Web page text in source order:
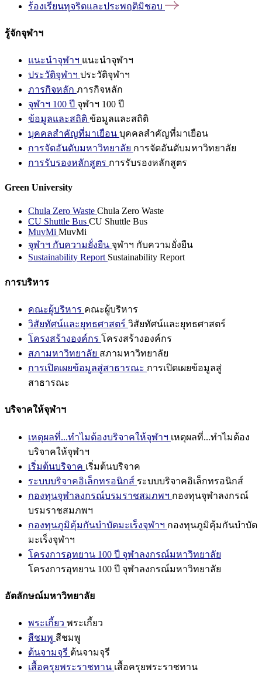
ร้องเรียนทุจริตและประพฤติมิชอบ
รู้จักจุฬาฯ
แนะนำจุฬาฯ แนะนำจุฬาฯ
ประวัติจุฬาฯ ประวัติจุฬาฯ
ภารกิจหลัก ภารกิจหลัก
จุฬาฯ 100 ปี จุฬาฯ 100 ปี
ข้อมูลและสถิติ ข้อมูลและสถิติ
บุคคลสำคัญที่มาเยือน บุคคลสำคัญที่มาเยือน
การจัดอันดับมหาวิทยาลัย การจัดอันดับมหาวิทยาลัย
การรับรองหลักสูตร การรับรองหลักสูตร
Green University
Chula Zero Waste Chula Zero Waste
CU Shuttle Bus CU Shuttle Bus
MuvMi MuvMi
จุฬาฯ กับความยั่งยืน จุฬาฯ กับความยั่งยืน
Sustainability Report Sustainability Report
การบริหาร
คณะผู้บริหาร คณะผู้บริหาร
วิสัยทัศน์และยุทธศาสตร์ วิสัยทัศน์และยุทธศาสตร์
โครงสร้างองค์กร โครงสร้างองค์กร
สภามหาวิทยาลัย สภามหาวิทยาลัย
การเปิดเผยข้อมูลสู่สาธารณะ การเปิดเผยข้อมูลสู่
สาธารณะ
บริจาคให้จุฬาฯ
เหตุผลที่...ทำไมต้องบริจาคให้จุฬาฯ เหตุผลที่...ทำไมต้อง
บริจาคให้จุฬาฯ
เริ่มต้นบริจาค เริ่มต้นบริจาค
ระบบบริจาคอิเล็กทรอนิกส์ ระบบบริจาคอิเล็กทรอนิกส์
กองทุนจุฬาลงกรณ์บรมราชสมภพฯ กองทุนจุฬาลงกรณ์
บรมราชสมภพฯ
กองทุนภูมิคุ้มกันบำบัดมะเร็งจุฬาฯ กองทุนภูมิคุ้มกันบำบัด
มะเร็งจุฬาฯ
โครงการอุทยาน 100 ปี จุฬาลงกรณ์มหาวิทยาลัย
โครงการอุทยาน 100 ปี จุฬาลงกรณ์มหาวิทยาลัย
อัตลักษณ์มหาวิทยาลัย
พระเกี้ยว พระเกี้ยว
สีชมพู สีชมพู
ต้นจามจุรี ต้นจามจุรี
เสื้อครุยพระราชทาน เสื้อครุยพระราชทาน